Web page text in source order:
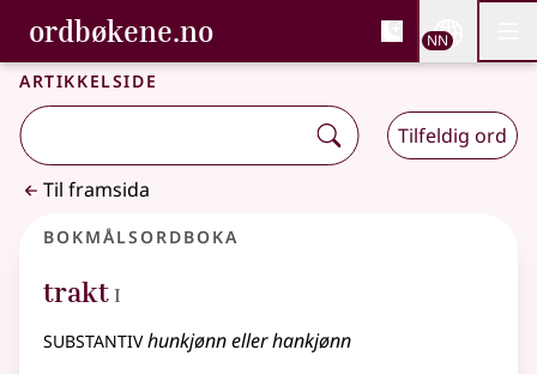
Gå til hovudinnhald
Tilgjenge
ordbøkene.no, Bokmålsordboka og
Bokmålsordboka og Nynorskordboka
NN
Artikkelside
Tilfeldig ord
Til framsida
Bokmålsordboka
trakt 1
I
substantivhunkjønn eller hankjønn